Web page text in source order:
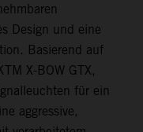
Design und eine
Basierend auf
X-BOW GTX,
für ein
aggressive,